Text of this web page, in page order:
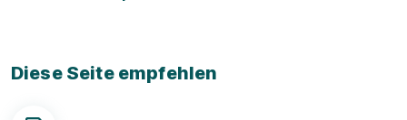
Diese Seite empfehlen